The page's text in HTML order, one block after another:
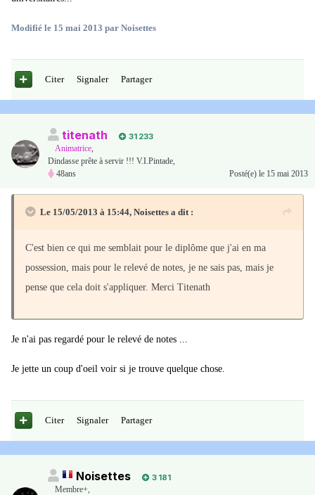
Modifié le 15 mai 2013 par Noisettes
Citer Signaler Partager
titenath
31 233
Animatrice
Dindasse prête à servir !!! V.I.Pintade,
48ans
Posté(e) le 15 mai 2013
Le 15/05/2013 à 15:44, Noisettes a dit :
C'est bien ce qui me semblait pour le diplôme que j'ai en ma
possession, mais pour le relevé de notes, je ne sais pas, mais je
pense que cela doit s'appliquer. Merci Titenath
Je n'ai pas regardé pour le relevé de notes ...
Je jette un coup d'oeil voir si je trouve quelque chose.
Citer Signaler Partager
Noisettes
3 181
Membre+,